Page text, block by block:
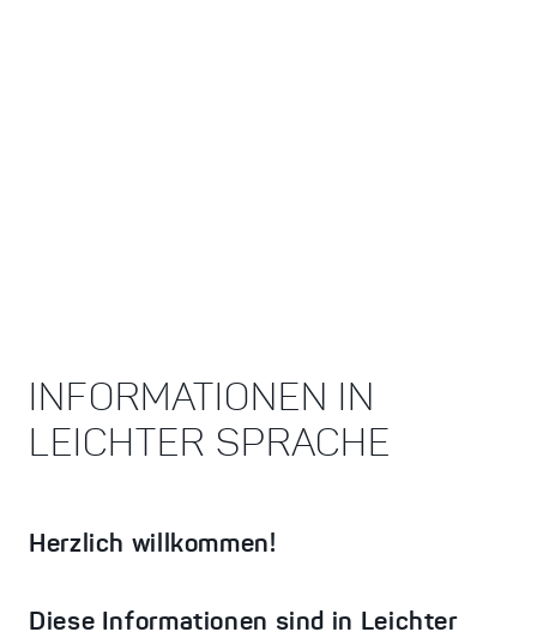
INFORMATIONEN IN
LEICHTER SPRACHE
Herzlich willkommen!
Diese Informationen sind in Leichter